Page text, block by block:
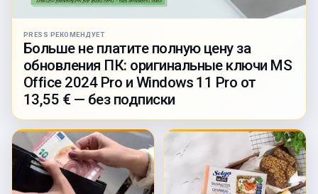
PRESS РЕКОМЕНДУЕТ
Больше не платите полную цену за
обновления ПК: оригинальные ключи MS
Office 2024 Pro и Windows 11 Pro от
13,55 € — без подписки